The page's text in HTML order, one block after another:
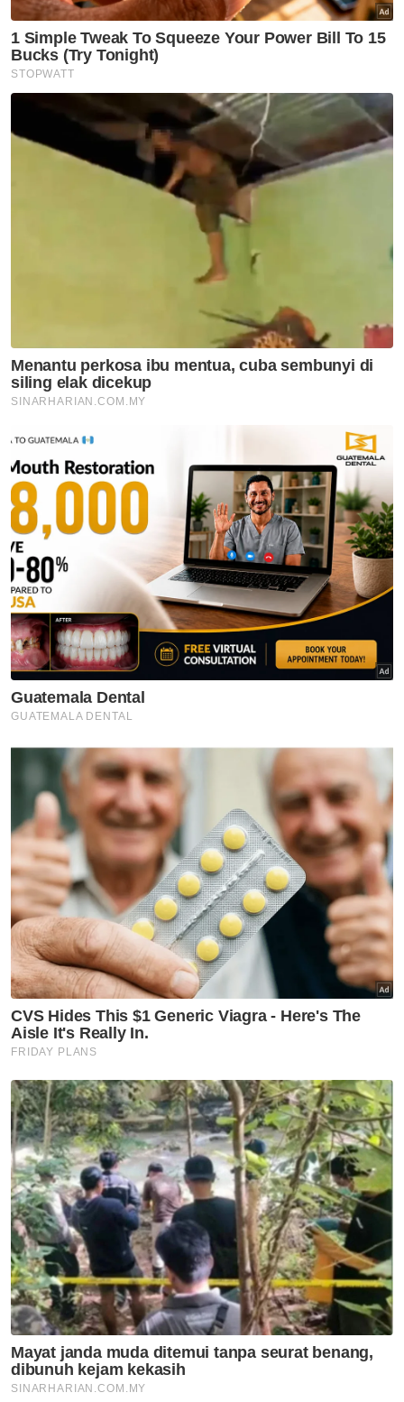
Rifdean buru gelaran dunia di
bumi Jepun
Harimau Malaya janji aksi lebih
baik di Cheras
Sukan
Mohamed Salah sertai
Trabzonspor, terima €17 juta